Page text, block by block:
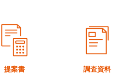
提案書 調査資料